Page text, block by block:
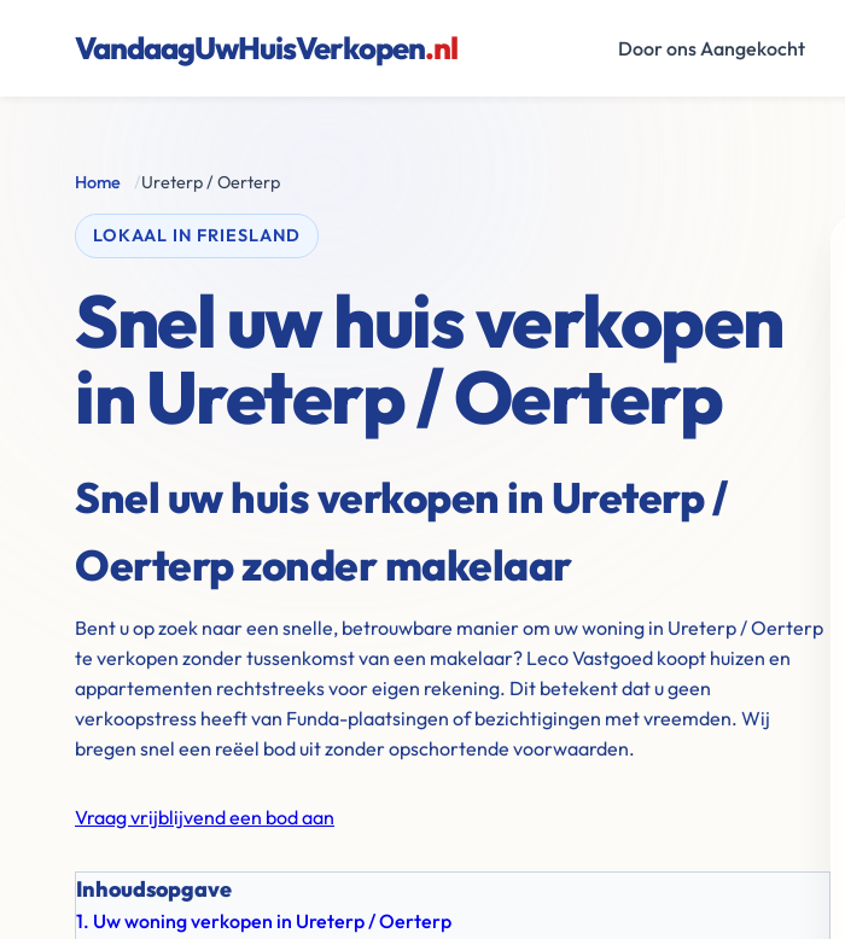
VandaagUwHuisVerkopen.nl Door ons Aangekocht
Home /Ureterp / Oerterp
LOKAAL IN FRIESLAND
Snel uw huis verkopen
in Ureterp / Oerterp
Snel uw huis verkopen in Ureterp /
Oerterp zonder makelaar
Bent u op zoek naar een snelle, betrouwbare manier om uw woning in Ureterp / Oerterp
te verkopen zonder tussenkomst van een makelaar? Leco Vastgoed koopt huizen en
appartementen rechtstreeks voor eigen rekening. Dit betekent dat u geen
verkoopstress heeft van Funda-plaatsingen of bezichtigingen met vreemden. Wij
bregen snel een reëel bod uit zonder opschortende voorwaarden.
Vraag vrijblijvend een bod aan
Inhoudsopgave
1. Uw woning verkopen in Ureterp / Oerterp